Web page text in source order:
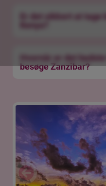
Er det sikkert at tage
Hvornår er det
besøge Zanzibar?